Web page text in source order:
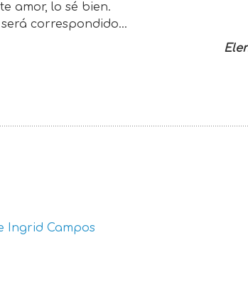
amor, lo sé bien.
correspondido…
Ingrid Campos